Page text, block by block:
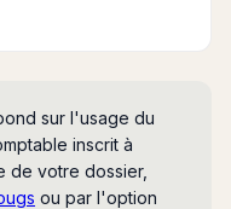
sur l'usage du
inscrit à
de votre dossier,
ou par l'option